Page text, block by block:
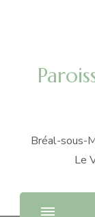
Bréal-sous-
Le